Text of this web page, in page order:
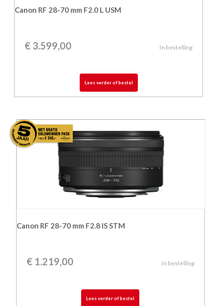
Canon RF 28-70 mm F2.0 L USM
€ 3.599,00 In bestelling
Lees verder of bestel
Canon RF 28-70 mm F2.8 IS STM
€1.219,00 In bestelling
Lees verder of bestel